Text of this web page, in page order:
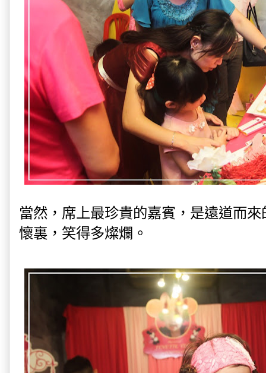
當然，席上最珍貴的嘉賓，是遠道而
懷裏，笑得多燦爛。